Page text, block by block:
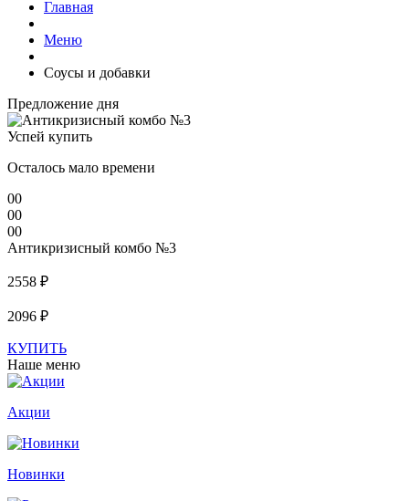
Главная
Меню
Соусы и добавки
Предложение дня
Успей купить
Осталось мало времени
00
00
00
Антикризисный комбо №3
2558 ₽
2096 ₽
КУПИТЬ
Наше меню
Акции
Новинки